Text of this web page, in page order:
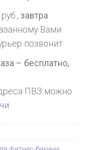
завтра
Вами
позвонит
– бесплатно,
ПВЗ можно